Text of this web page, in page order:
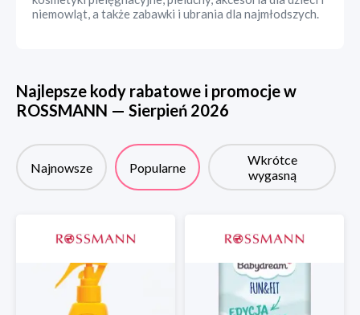
niemowląt, a także zabawki i ubrania dla najmłodszych.
Najlepsze kody rabatowe i promocje w
ROSSMANN — Sierpień 2026
Najnowsze Popularne
Wkrótce
wygasną